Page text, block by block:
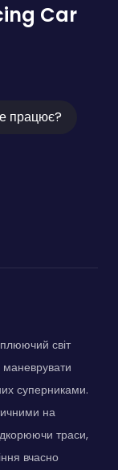
Car
працює?
світ
маневрувати
суперниками.
на
траси,
вчасно